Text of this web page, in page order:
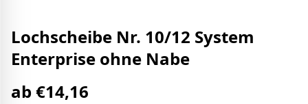
Lochscheibe Nr. 10/12 System
Enterprise ohne Nabe
ab€14,16